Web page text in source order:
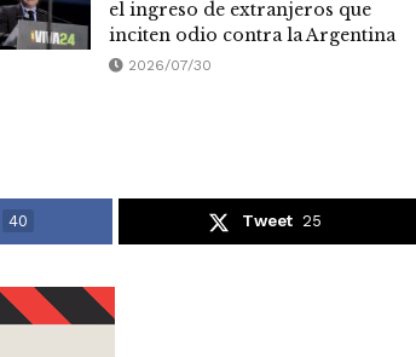
el ingreso de extranjeros que
inciten odio contra la Argentina
2026/07/30
40 Tweet 25